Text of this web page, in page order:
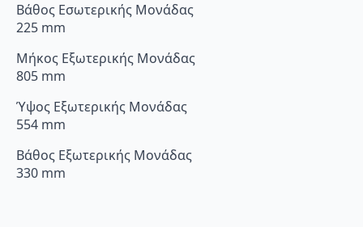
Βάθος Εσωτερικής Μονάδας
225 mm
Μήκος Εξωτερικής Μονάδας
805 mm
Ύψος Εξωτερικής Μονάδας
554 mm
Βάθος Εξωτερικής Μονάδας
330 mm